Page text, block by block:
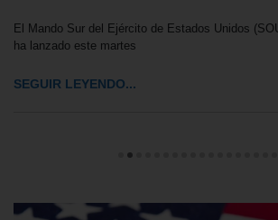
El Mando Sur del Ejército de Estados Unidos
ha lanzado este martes
SEGUIR LEYENDO...